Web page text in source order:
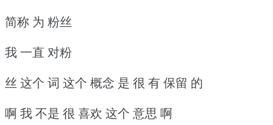
简称 为 粉丝
我 一直 对粉
丝 这个 词 这个 概念 是 很 有 保留 的
啊 我 不是 很 喜欢 这个 意思 啊